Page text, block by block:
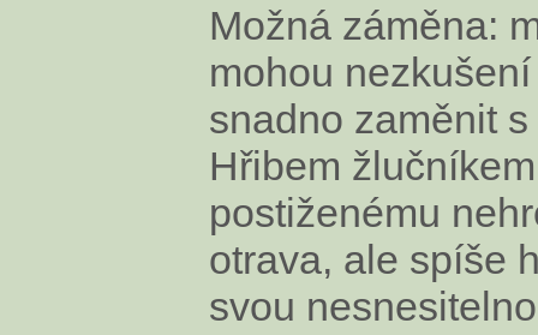
Možná záměna:
mohou
snadno zaměnit
Hřibem
postiženému
otrava, ale spíše
svou